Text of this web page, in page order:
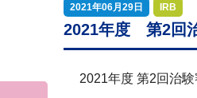
2021年06月29日 IRB
2021年度 第2回
2021年度 第2回治